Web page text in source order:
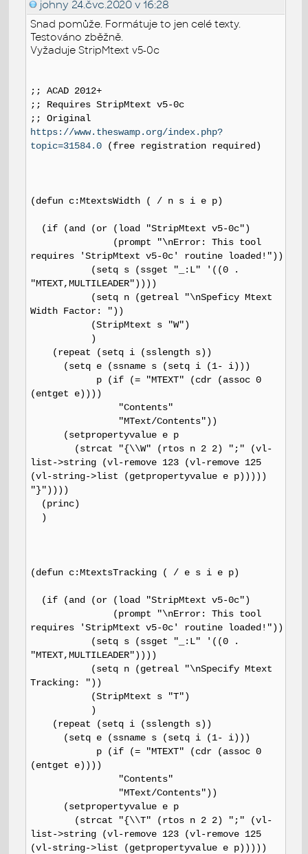
johny 24.čvc.2020 v 16:28
Snad pomůže. Formátuje to jen celé texty.
Testováno zběžně.
Vyžaduje StripMtext v5-0c
;; ACAD 2012+
;; Requires StripMtext v5-0c
;; Original
https://www.theswamp.org/index.php?
topic=31584.0 (free registration required)
(defun c:MtextsWidth ( / n s i e p)
(if (and (or (load "StripMtext v5-0c")
(prompt "\nError: This tool
requires 'StripMtext v5-0c' routine loaded!"))
(setq s (ssget "_:L" '((0 .
"MTEXT,MULTILEADER"))))
(setq n (getreal "\nSpeficy Mtext
Width Factor: "))
(StripMtext s "W")
)
(repeat (setq i (sslength s))
(setq e (ssname s (setq i (1- i)))
p (if (= "MTEXT" (cdr (assoc 0
(entget e))))
"Contents"
"MText/Contents"))
(setpropertyvalue e p
(strcat "{\\W" (rtos n 2 2) ";" (vl-
list->string (vl-remove 123 (vl-remove 125
(vl-string->list (getpropertyvalue e p)))))
"}"))))
(princ)
)
(defun c:MtextsTracking ( / e s i e p)
(if (and (or (load "StripMtext v5-0c")
(prompt "\nError: This tool
requires 'StripMtext v5-0c' routine loaded!"))
(setq s (ssget "_:L" '((0 .
"MTEXT,MULTILEADER"))))
(setq n (getreal "\nSpecify Mtext
Tracking: "))
(StripMtext s "T")
)
(repeat (setq i (sslength s))
(setq e (ssname s (setq i (1- i)))
p (if (= "MTEXT" (cdr (assoc 0
(entget e))))
"Contents"
"MText/Contents"))
(setpropertyvalue e p
(strcat "{\\T" (rtos n 2 2) ";" (vl-
list->string (vl-remove 123 (vl-remove 125
(vl-string->list (getpropertyvalue e p)))))